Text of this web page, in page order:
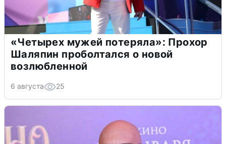
«Четырех мужей потеряла»: Прохор
Шаляпин проболтался о новой
возлюбленной
6 августа 25